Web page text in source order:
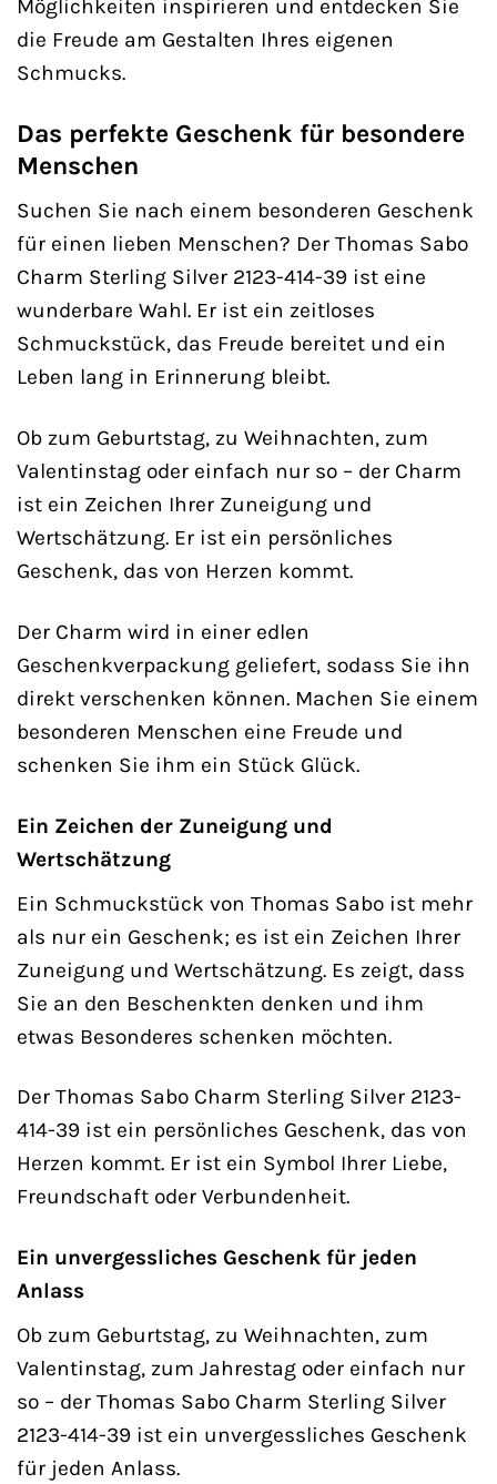
Möglichkeiten inspirieren und entdecken Sie
die Freude am Gestalten Ihres eigenen
Schmucks.
Das perfekte Geschenk für besondere
Menschen
Suchen Sie nach einem besonderen Geschenk
für einen lieben Menschen? Der Thomas Sabo
Charm Sterling Silver 2123-414-39 ist eine
wunderbare Wahl. Er ist ein zeitloses
Schmuckstück, das Freude bereitet und ein
Leben lang in Erinnerung bleibt.
Ob zum Geburtstag, zu Weihnachten, zum
Valentinstag oder einfach nur so – der Charm
ist ein Zeichen Ihrer Zuneigung und
Wertschätzung. Er ist ein persönliches
Geschenk, das von Herzen kommt.
Der Charm wird in einer edlen
Geschenkverpackung geliefert, sodass Sie ihn
direkt verschenken können. Machen Sie einem
besonderen Menschen eine Freude und
schenken Sie ihm ein Stück Glück.
Ein Zeichen der Zuneigung und
Wertschätzung
Ein Schmuckstück von Thomas Sabo ist mehr
als nur ein Geschenk; es ist ein Zeichen Ihrer
Zuneigung und Wertschätzung. Es zeigt, dass
Sie an den Beschenkten denken und ihm
etwas Besonderes schenken möchten.
Der Thomas Sabo Charm Sterling Silver 2123-
414-39 ist ein persönliches Geschenk, das von
Herzen kommt. Er ist ein Symbol Ihrer Liebe,
Freundschaft oder Verbundenheit.
Ein unvergessliches Geschenk für jeden
Anlass
Ob zum Geburtstag, zu Weihnachten, zum
Valentinstag, zum Jahrestag oder einfach nur
so – der Thomas Sabo Charm Sterling Silver
2123-414-39 ist ein unvergessliches Geschenk
für jeden Anlass.